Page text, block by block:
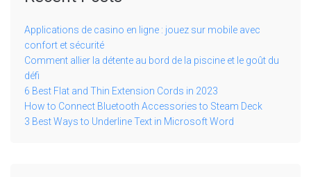
Applications de casino en ligne : jouez sur mobile avec
confort et sécurité
Comment allier la détente au bord de la piscine et le goût du
défi
6 Best Flat and Thin Extension Cords in 2023
How to Connect Bluetooth Accessories to Steam Deck
3 Best Ways to Underline Text in Microsoft Word